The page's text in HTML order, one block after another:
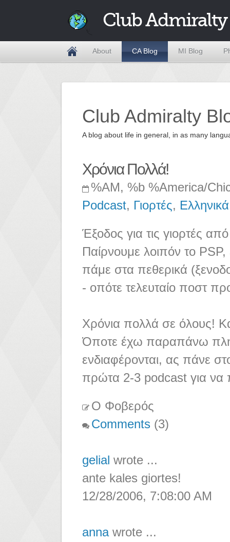
Club Admiralty
About CA Blog MI Blog
Club Admiralty
A blog about life in general, in as many
Χρόνια Πολλά!
%AM, %b %America/
Podcast, Γιορτές, Ελληνικά
Έξοδος για τις γιορτές από
Παίρνουμε λοιπόν το PSP,
πάμε στα πεθερικά
- οπότε τελευταίο ποστ
Χρόνια πολλά σε όλους!
Όποτε έχω παραπάνω
ενδιαφέρονται, ας πάνε
πρώτα 2-3 podcast για να
Ο Φοβερός
Comments (3)
gelial wrote ...
ante kales giortes!
12/28/2006, 7:08:00 AM
annawrote ...